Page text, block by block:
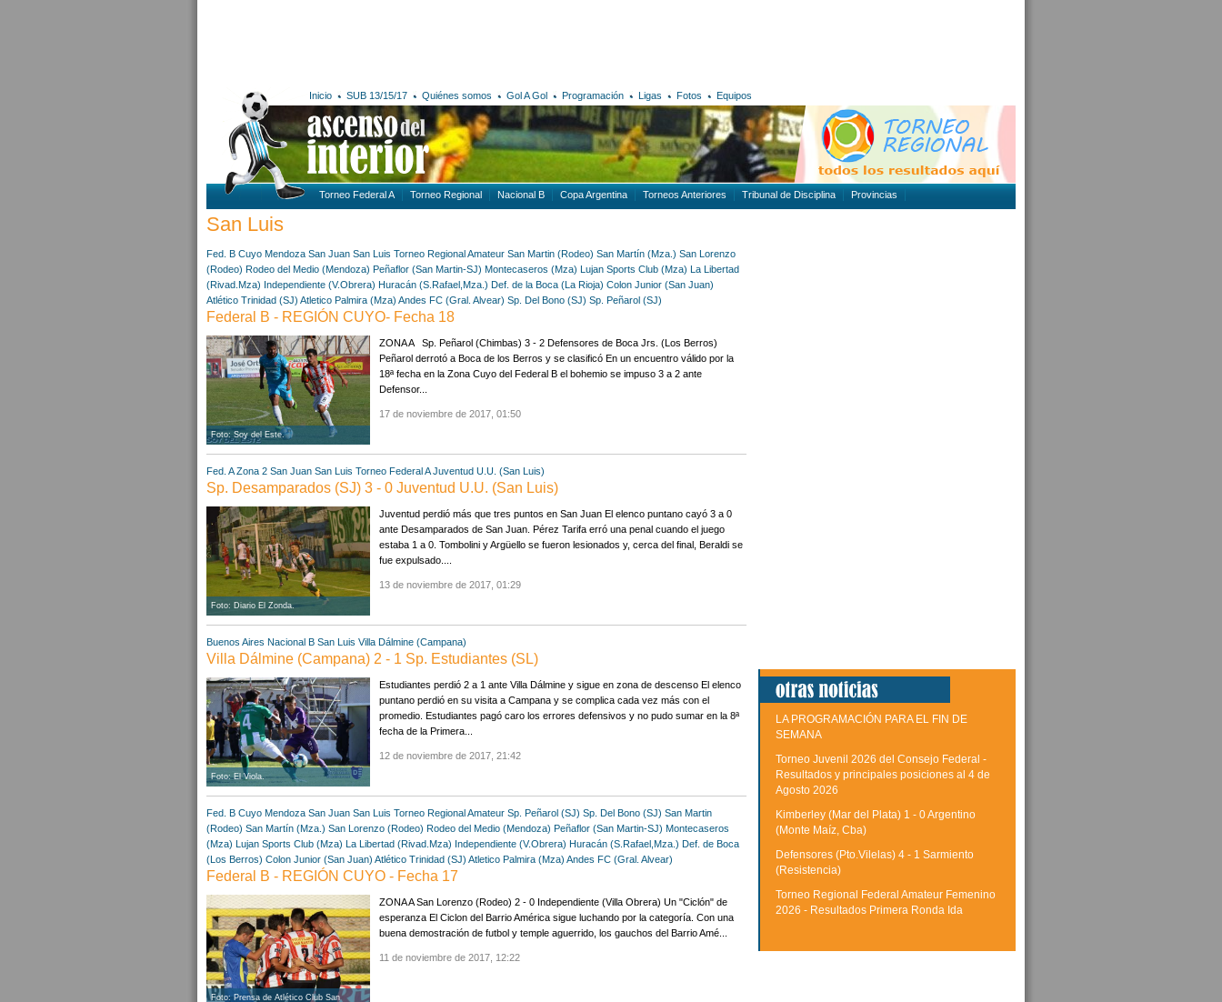
Inicio SUB 13/15/17 Quiénes somos Gol A Gol Programación Ligas Fotos Equipos
Torneo Federal A Torneo Regional Nacional B Copa Argentina Torneos Anteriores Tribunal de Disciplina Provincias
San Luis
Fed. B Cuyo Mendoza San Juan San Luis Torneo Regional Amateur San Martin (Rodeo) San Martín (Mza.) San Lorenzo
(Rodeo) Rodeo del Medio (Mendoza) Peñaflor (San Martin-SJ) Montecaseros (Mza) Lujan Sports Club (Mza) La Libertad
(Rivad.Mza) Independiente (V.Obrera) Huracán (S.Rafael,Mza.) Def. de la Boca (La Rioja) Colon Junior (San Juan)
Atlético Trinidad (SJ) Atletico Palmira (Mza) Andes FC (Gral. Alvear) Sp. Del Bono (SJ) Sp. Peñarol (SJ)
Federal B - REGIÓN CUYO- Fecha 18
Foto: Soy del Este.
ZONA A Sp. Peñarol (Chimbas) 3 - 2 Defensores de Boca Jrs. (Los Berros)
Peñarol derrotó a Boca de los Berros y se clasificó En un encuentro válido por la
18ª fecha en la Zona Cuyo del Federal B el bohemio se impuso 3 a 2 ante
Defensor...
17 de noviembre de 2017, 01:50
Fed. A Zona 2 San Juan San Luis Torneo Federal A Juventud U.U. (San Luis)
Sp. Desamparados (SJ) 3 - 0 Juventud U.U. (San Luis)
Foto: Diario El Zonda.
Juventud perdió más que tres puntos en San Juan El elenco puntano cayó 3 a 0
ante Desamparados de San Juan. Pérez Tarifa erró una penal cuando el juego
estaba 1 a 0. Tombolini y Argüello se fueron lesionados y, cerca del final, Beraldi se
fue expulsado....
13 de noviembre de 2017, 01:29
Buenos Aires Nacional B San Luis Villa Dálmine (Campana)
Villa Dálmine (Campana) 2 - 1 Sp. Estudiantes (SL)
Foto: El Viola.
Estudiantes perdió 2 a 1 ante Villa Dálmine y sigue en zona de descenso El elenco
puntano perdió en su visita a Campana y se complica cada vez más con el
promedio. Estudiantes pagó caro los errores defensivos y no pudo sumar en la 8ª
fecha de la Primera...
12 de noviembre de 2017, 21:42
Fed. B Cuyo Mendoza San Juan San Luis Torneo Regional Amateur Sp. Peñarol (SJ) Sp. Del Bono (SJ) San Martin
(Rodeo) San Martín (Mza.) San Lorenzo (Rodeo) Rodeo del Medio (Mendoza) Peñaflor (San Martin-SJ) Montecaseros
(Mza) Lujan Sports Club (Mza) La Libertad (Rivad.Mza) Independiente (V.Obrera) Huracán (S.Rafael,Mza.) Def. de Boca
(Los Berros) Colon Junior (San Juan) Atlético Trinidad (SJ) Atletico Palmira (Mza) Andes FC (Gral. Alvear)
Federal B - REGIÓN CUYO - Fecha 17
Foto: Prensa de Atlético Club San
ZONA A San Lorenzo (Rodeo) 2 - 0 Independiente (Villa Obrera) Un "Ciclón" de
esperanza El Ciclon del Barrio América sigue luchando por la categoría. Con una
buena demostración de futbol y temple aguerrido, los gauchos del Barrio Amé...
11 de noviembre de 2017, 12:22
LA PROGRAMACIÓN PARA EL FIN DE
SEMANA
Torneo Juvenil 2026 del Consejo Federal -
Resultados y principales posiciones al 4 de
Agosto 2026
Kimberley (Mar del Plata) 1 - 0 Argentino
(Monte Maíz, Cba)
Defensores (Pto.Vilelas) 4 - 1 Sarmiento
(Resistencia)
Torneo Regional Federal Amateur Femenino
2026 - Resultados Primera Ronda Ida